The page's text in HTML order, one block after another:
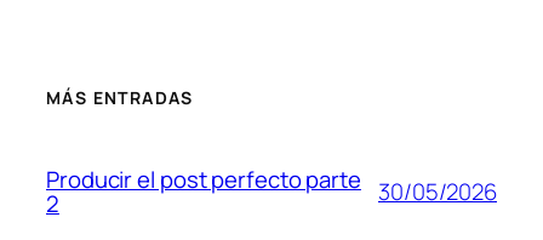
MÁS ENTRADAS
Producir el post perfecto parte
2 30/05/2026